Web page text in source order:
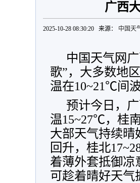
广西
2025-10-28 08:30:20 来源： 中国天
中国天气网
歌”，大多数地
温在10~21℃间波
预计今日，
温15~27℃，桂
大部天气持续晴
回升，桂北
着薄外套抵御凉
可趁着晴好天气